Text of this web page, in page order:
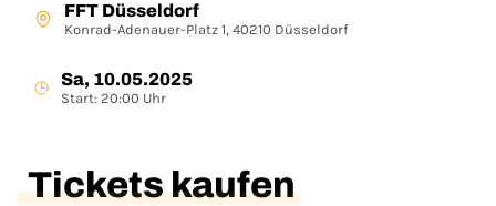
FFT Düsseldorf
Konrad-Adenauer-Platz 1, 40210 Düsseldorf
Sa, 10.05.2025
Start: 20:00 Uhr
Tickets kaufen